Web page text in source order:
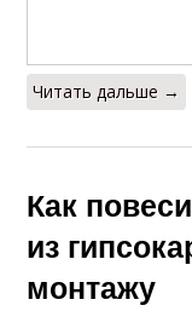
Читать дальше →
Как
из
монтажу